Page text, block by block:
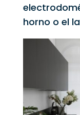
horno o el